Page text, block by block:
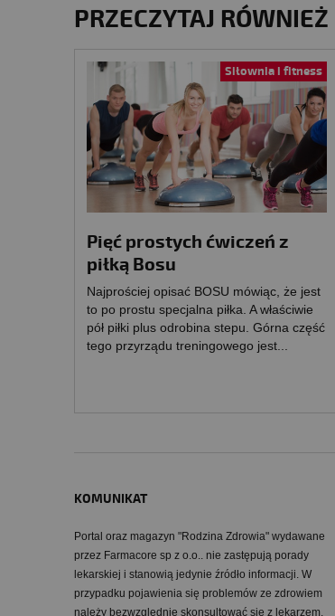
PRZECZYTAJ RÓWNIEŻ
Siłownia i fitness
Pięć prostych ćwiczeń z
piłką Bosu
Najprościej opisać BOSU mówiąc, że jest
to po prostu specjalna piłka. A właściwie
pół piłki plus odrobina stepu. Górna część
tego przyrządu treningowego jest...
KOMUNIKAT
Portal oraz magazyn "Rodzina Zdrowia" wydawane
przez Farmacore sp z o.o.. nie zastępują porady
lekarskiej i stanowią jedynie źródło informacji. W
przypadku pojawienia się problemów ze zdrowiem
należy bezwzględnie skonsultować się z lekarzem.